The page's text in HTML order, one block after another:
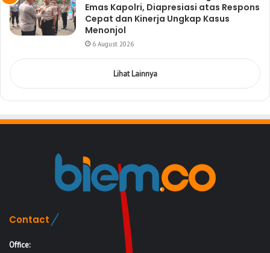
Emas Kapolri, Diapresiasi atas Respons
Cepat dan Kinerja Ungkap Kasus
Menonjol
6 August 2026
Lihat Lainnya
Contact
Office: